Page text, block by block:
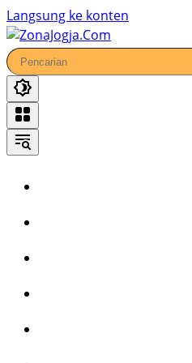
Langsung ke konten